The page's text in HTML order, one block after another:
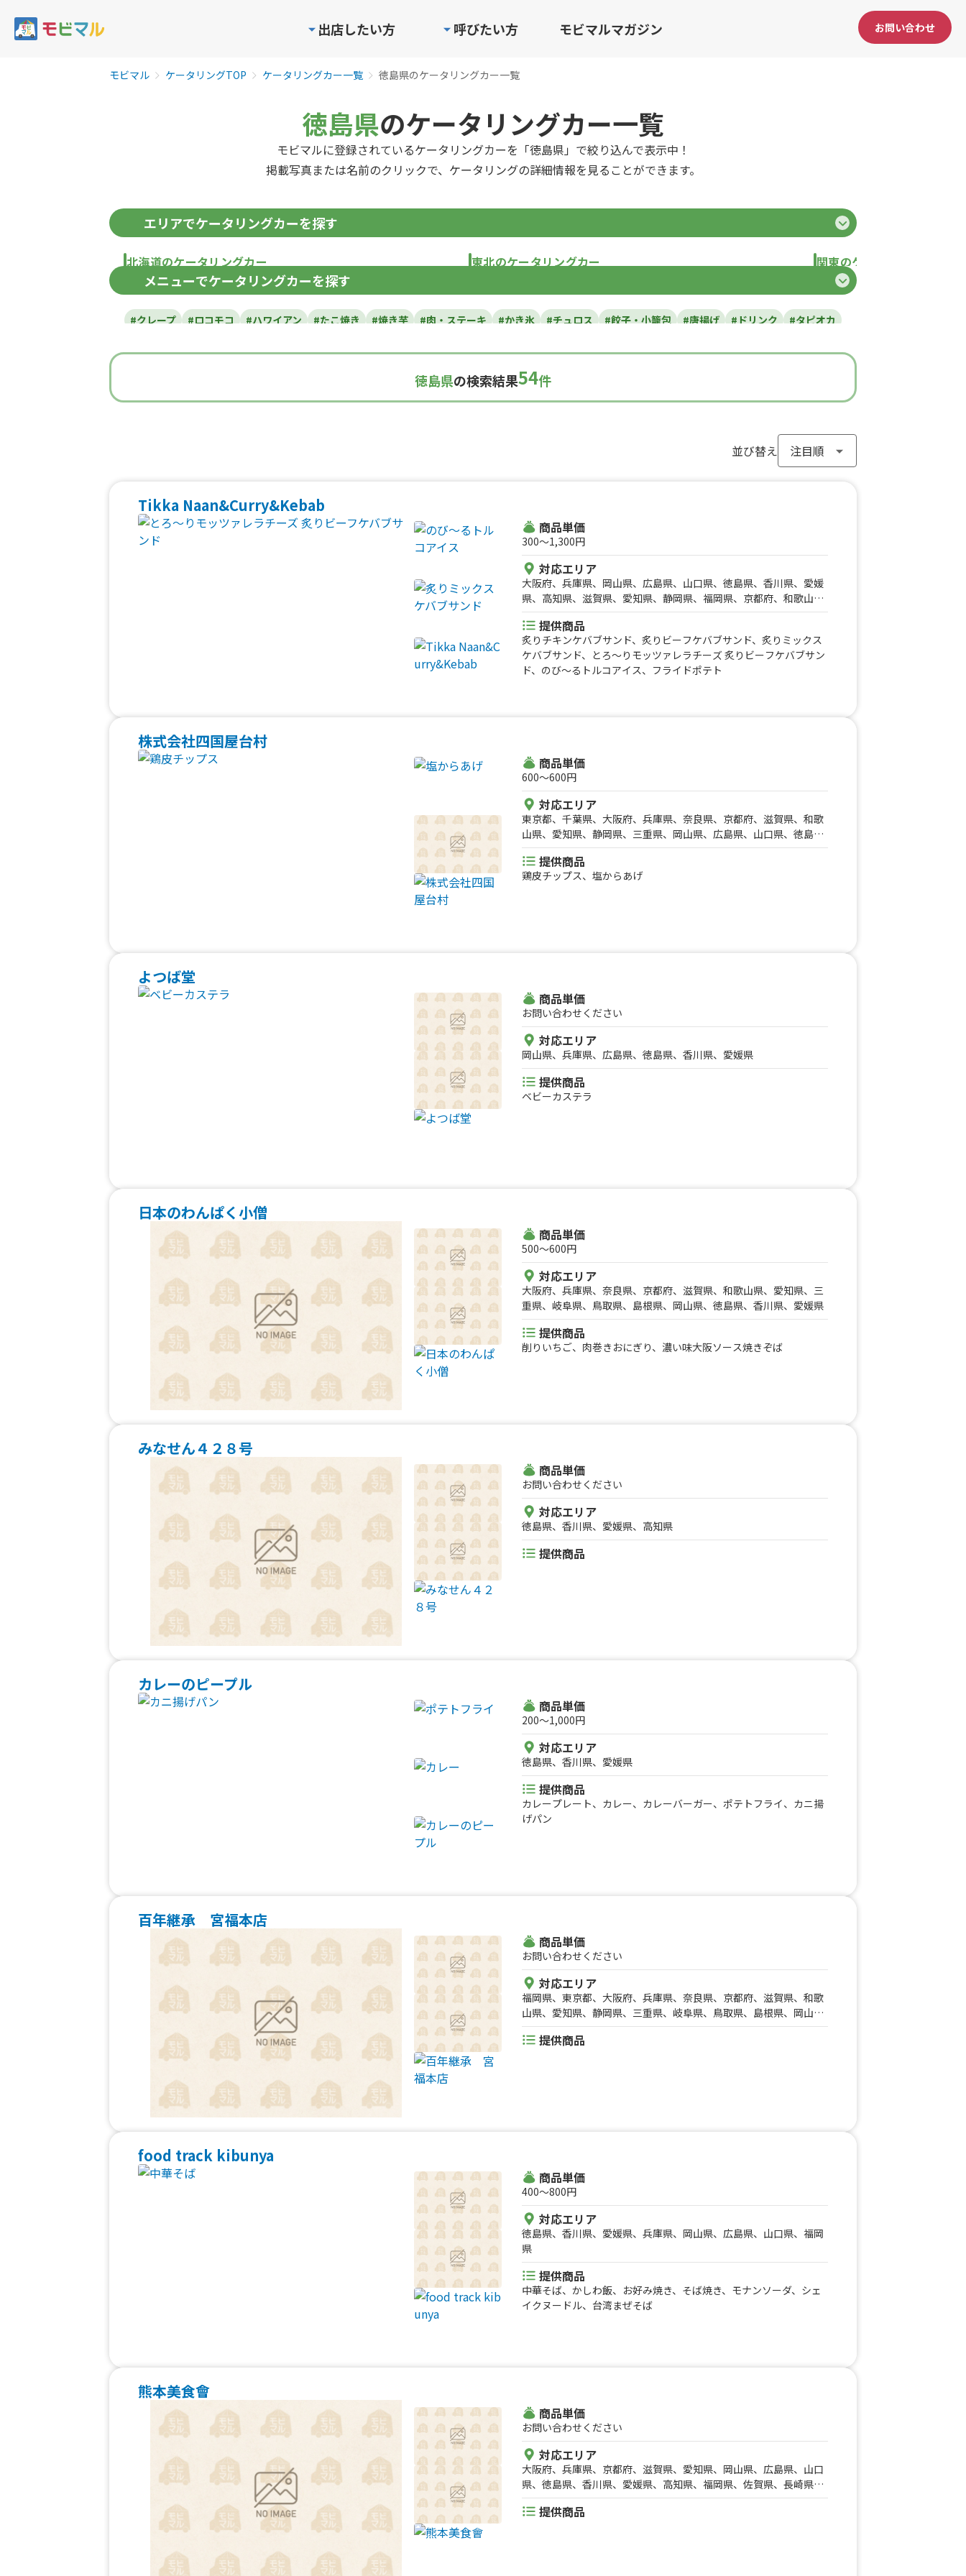
出店したい方 呼びたい方 モビマルマガジン お問い合わせ
モビマル ケータリングTOP ケータリングカー一覧 徳島県のケータリングカー一覧
徳島県のケータリングカー一覧
モビマルに登録されているケータリングカーを「徳島県」で絞り込んで表示中！
掲載写真または名前のクリックで、ケータリングの詳細情報を見ることができます。
エリアでケータリングカーを探す
北海道のケータリングカー
北海道
東北のケータリングカー
青森県岩手県宮城県秋田県山形県福島県
関東のケータリングカー
東京都千葉県
メニューでケータリングカーを探す
#クレープ #ロコモコ #ハワイアン #たこ焼き #焼き芋 #肉・ステーキ #かき氷 #チュロス #餃子・小籠包 #唐揚げ #ドリンク
#タピオカ
#ローストビーフ #スムージー #魯肉飯
#中華
#団子 #クリームソーダ #サンドイッチ #わたあめ #スープ #ケーキ #クロッフル #モンブラン #お弁当
#パフェ
#アサイーボウル
#10円パン
徳島県の検索結果54件
並び替え
Tikka Naan&Curry&Kebab
商品単価
300〜1,300円
対応エリア
大阪府、兵庫県、岡山県、広島県、山口県、徳島県、香川県、愛媛
県、高知県、滋賀県、愛知県、静岡県、福岡県、京都府、和歌山
県、三重県、鳥取県、東京都、千葉県、群馬県
提供商品
炙りチキンケバブサンド、炙りビーフケバブサンド、炙りミックス
ケバブサンド、とろ〜りモッツァレラチーズ 炙りビーフケバブサン
ド、のび〜るトルコアイス、フライドポテト
株式会社四国屋台村
商品単価
600〜600円
対応エリア
東京都、千葉県、大阪府、兵庫県、奈良県、京都府、滋賀県、和歌
山県、愛知県、静岡県、三重県、岡山県、広島県、山口県、徳島
県、香川県、愛媛県、高知県、福井県、熊本県、大分県
提供商品
鶏皮チップス、塩からあげ
よつば堂
商品単価
お問い合わせください
対応エリア
岡山県、兵庫県、広島県、徳島県、香川県、愛媛県
提供商品
ベビーカステラ
日本のわんぱく小僧
商品単価
500〜600円
対応エリア
大阪府、兵庫県、奈良県、京都府、滋賀県、和歌山県、愛知県、三
重県、岐阜県、鳥取県、島根県、岡山県、徳島県、香川県、愛媛県
提供商品
削りいちご、肉巻きおにぎり、濃い味大阪ソース焼きぞば
みなせん４２８号
商品単価
お問い合わせください
対応エリア
徳島県、香川県、愛媛県、高知県
提供商品
カレーのピープル
商品単価
200〜1,000円
対応エリア
徳島県、香川県、愛媛県
提供商品
カレープレート、カレー、カレーバーガー、ポテトフライ、カニ揚
げパン
百年継承 宮福本店
商品単価
お問い合わせください
対応エリア
福岡県、東京都、大阪府、兵庫県、奈良県、京都府、滋賀県、和歌
山県、愛知県、静岡県、三重県、岐阜県、鳥取県、島根県、岡山
県、広島県、山口県、徳島県、香川県、愛媛県、高知県、佐賀県、
長崎県、熊本県、大分県、宮崎県、鹿児島県、沖縄県、千葉県、神
提供商品
food track kibunya
商品単価
400〜800円
対応エリア
徳島県、香川県、愛媛県、兵庫県、岡山県、広島県、山口県、福岡
県
提供商品
中華そば、かしわ飯、お好み焼き、そば焼き、モナンソーダ、シェ
イクヌードル、台湾まぜそば
熊本美食會
商品単価
お問い合わせください
対応エリア
大阪府、兵庫県、京都府、滋賀県、愛知県、岡山県、広島県、山口
県、徳島県、香川県、愛媛県、高知県、福岡県、佐賀県、長崎県、
熊本県、大分県、宮崎県、鹿児島県、沖縄県、北海道、青森県、岩
手県、秋田県、福井県
提供商品